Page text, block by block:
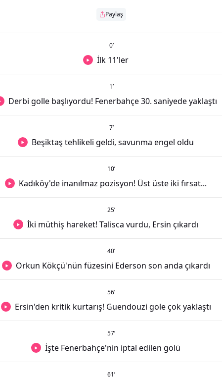
Paylaş
0’
İlk 11'ler
1’
Derbi golle başlıyordu! Fenerbahçe 30. saniyede yaklaştı
7’
Beşiktaş tehlikeli geldi, savunma engel oldu
10’
Kadıköy'de inanılmaz pozisyon! Üst üste iki fırsat...
25’
İki müthiş hareket! Talisca vurdu, Ersin çıkardı
40’
Orkun Kökçü'nün füzesini Ederson son anda çıkardı
56’
Ersin'den kritik kurtarış! Guendouzi gole çok yaklaştı
57’
İşte Fenerbahçe'nin iptal edilen golü
61’